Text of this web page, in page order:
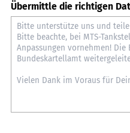
Übermittle die richtigen